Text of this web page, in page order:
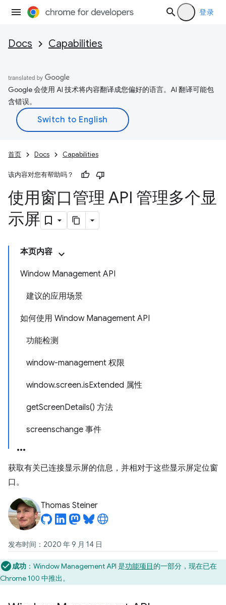
登录
Docs Capabilities
Google 会使用 AI 技术将内容翻译成您偏好的语言。AI 翻译可能包
含错误。
首页 Docs Capabilities
该内容对您有帮助吗？
使用窗口管理 API 管理多个显
示屏
本页内容
Window Management API
建议的应用场景
如何使用 Window Management API
功能检测
window-management 权限
window.screen.isExtended 属性
getScreenDetails() 方法
screenschange 事件
获取有关已连接显示屏的信息，并相对于这些显示屏定位窗
口。
Thomas Steiner
发布时间：2020 年 9 月 14 日
成功 ：Window Management API 是功能项目的一部分，现在已在
Chrome 100 中推出。